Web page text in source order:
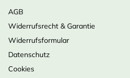
AGB
Widerrufsrecht & Garantie
Widerrufsformular
Datenschutz
Cookies